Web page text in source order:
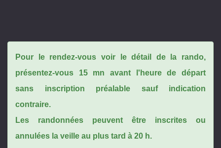
Pour le rendez-vous voir le détail de la rando,
présentez-vous 15 mn avant l'heure de départ
sans inscription préalable sauf indication
contraire.
Les randonnées peuvent être inscrites ou
annulées la veille au plus tard à 20 h.